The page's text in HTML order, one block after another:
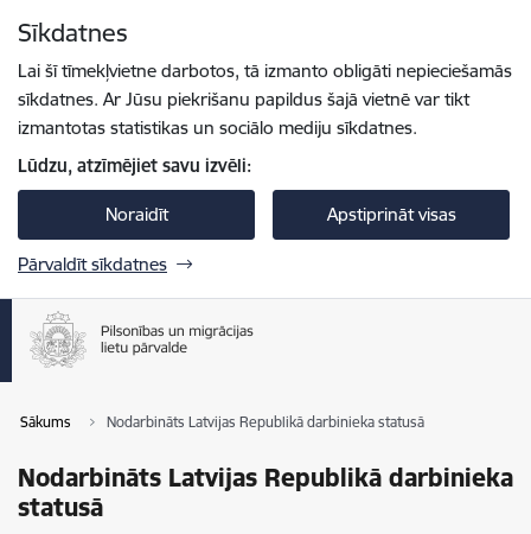
Sīkdatnes
Lai šī tīmekļvietne darbotos, tā izmanto obligāti nepieciešamās
sīkdatnes. Ar Jūsu piekrišanu papildus šajā vietnē var tikt
izmantotas statistikas un sociālo mediju sīkdatnes.
Lūdzu, atzīmējiet savu izvēli:
Noraidīt Apstiprināt visas
Pārvaldīt sīkdatnes
Sākums Nodarbināts Latvijas Republikā darbinieka statusā
Nodarbināts Latvijas Republikā darbinieka
statusā